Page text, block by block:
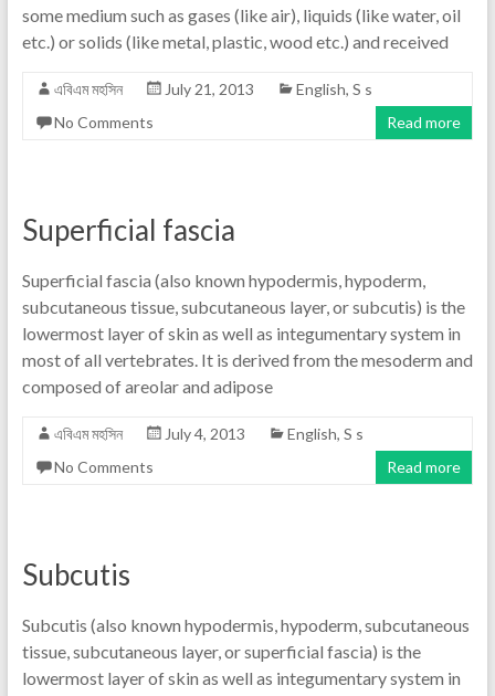
some medium such as gases (like air), liquids (like water, oil
etc.) or solids (like metal, plastic, wood etc.) and received
এবিএম মহসিন July 21, 2013 English, S s
No Comments
Read more
Superficial fascia
Superficial fascia (also known hypodermis, hypoderm,
subcutaneous tissue, subcutaneous layer, or subcutis) is the
lowermost layer of skin as well as integumentary system in
most of all vertebrates. It is derived from the mesoderm and
composed of areolar and adipose
এবিএম মহসিন July 4, 2013 English, S s
No Comments
Read more
Subcutis
Subcutis (also known hypodermis, hypoderm, subcutaneous
tissue, subcutaneous layer, or superficial fascia) is the
lowermost layer of skin as well as integumentary system in